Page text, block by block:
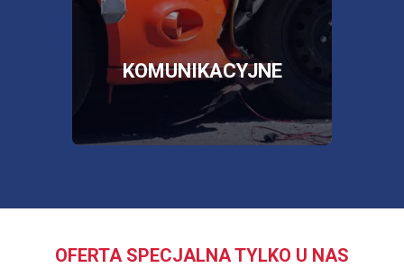
KOMUNIKACYJNE
SKLEP
OTWORZY
SIĘ
W
NOWEJ
KARCIE
OFERTA SPECJALNA TYLKO U NAS